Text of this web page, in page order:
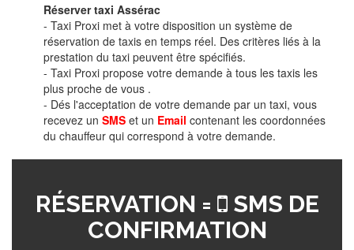
Réserver taxi Assérac
- Taxi Proxi met à votre disposition un système de
réservation de taxis en temps réel. Des critères liés à la
prestation du taxi peuvent être spécifiés.
- Taxi Proxi propose votre demande à tous les taxis les
plus proche de vous .
- Dés l'acceptation de votre demande par un taxi, vous
recevez un SMS et un Email contenant les coordonnées
du chauffeur qui correspond à votre demande.
RÉSERVATION =
SMS DE
CONFIRMATION